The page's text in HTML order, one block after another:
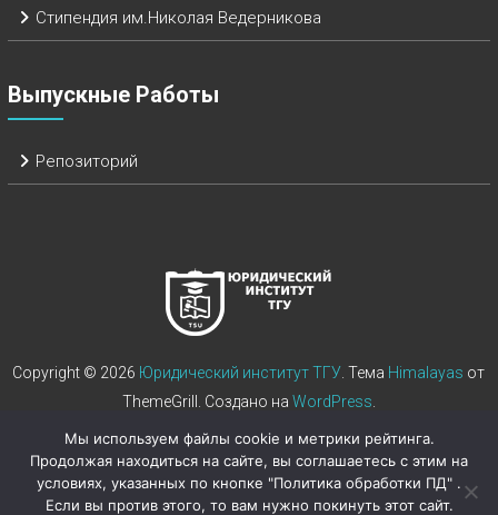
Стипендия им.Николая Ведерникова
Выпускные Работы
Репозиторий
Copyright © 2026 Юридический институт ТГУ . Тема Himalayas от
ThemeGrill. Создано на WordPress
Мы используем файлы cookie и метрики рейтинга.
Продолжая находиться на сайте, вы соглашаетесь с этим на
условиях, указанных по кнопке "Политика обработки ПД" .
Если вы против этого, то вам нужно покинуть этот сайт.